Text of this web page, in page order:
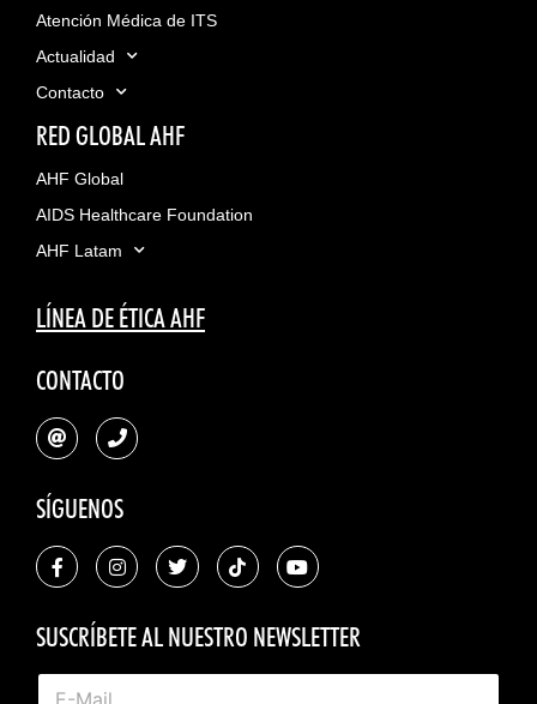
Atención Médica de ITS
Actualidad
Contacto
RED GLOBAL AHF
AHF Global
AIDS Healthcare Foundation
AHF Latam
LÍNEA DE ÉTICA AHF
CONTACTO
SÍGUENOS
SUSCRÍBETE AL NUESTRO NEWSLETTER